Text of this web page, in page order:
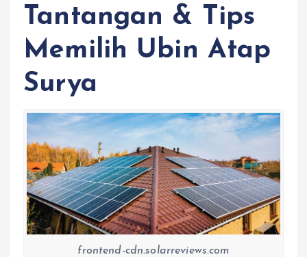
Tantangan & Tips
Memilih Ubin Atap
Surya
frontend-cdn.solarreviews.com